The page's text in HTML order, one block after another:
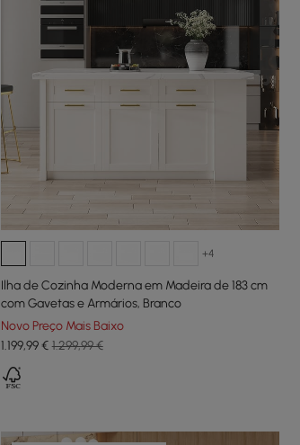
+4
Ilha de Cozinha Moderna em Madeira de 183 cm
com Gavetas e Armários, Branco
Novo Preço Mais Baixo
1.199,99€ 1.299,99 €